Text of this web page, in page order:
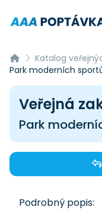
Katalog
Park moderních
Veřejná
Park
Podrobný popis: